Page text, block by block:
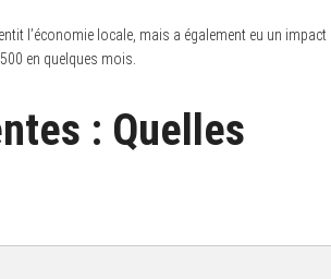
l’économie locale, mais a également eu un impact
en quelques mois.
: Quelles